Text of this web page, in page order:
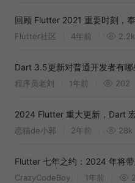
回顾 Flutter 2021 重要时刻，
Flutter社区 4年前 2.2k
Dart 3.5更新对普通开发者有哪
程序员老刘 1年前 202
2024 Flutter 重大更新，Dart
JSON 序列化有救
恋猫de小郭 2年前 28k
Flutter 七年之约：2024 年将带
CrazyCodeBoy 1年前